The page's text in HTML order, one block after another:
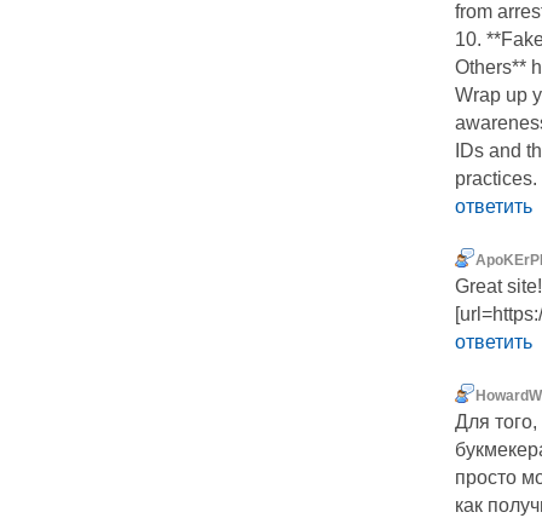
from
10.
Others**
Wrap up
IDs and
practices.
ответить
Great
ответить
Для
просто
как